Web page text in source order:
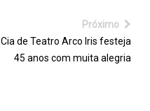
Próximo
Cia de Teatro Arco Iris festeja
45 anos com muita alegria